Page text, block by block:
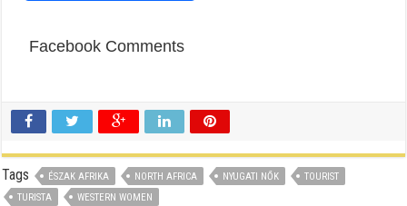
Facebook Comments
Tags ÉSZAK AFRIKA NORTH AFRICA NYUGATI NŐK
TOURIST
TURISTA
WESTERN WOMEN